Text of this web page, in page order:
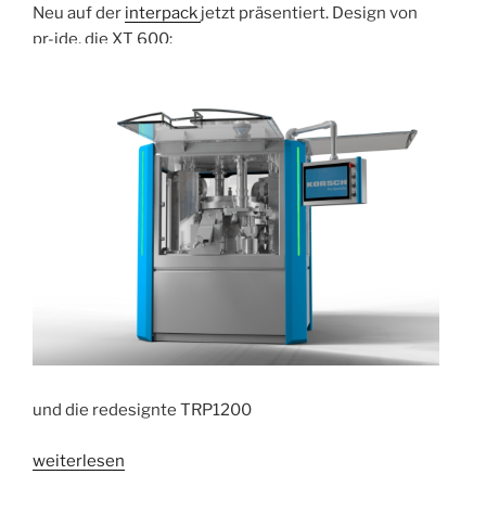
Neu auf der interpack jetzt präsentiert. Design von
pr-ide, die XT 600:
und die redesignte TRP1200
„Pharmatechnik
weiterlesen